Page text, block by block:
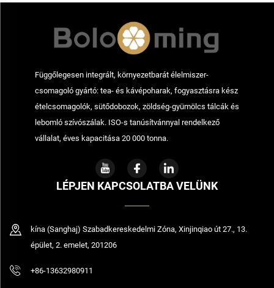
Függőlegesen integrált, környezetbarát élelmiszer-
csomagoló gyártó: tea- és kávépoharak, fogyasztásra kész
ételcsomagolók, sütődobozok, zöldség-gyümölcs tálcák és
lebomló szívószálak. ISO-s tanúsítvánnyal rendelkező
vállalat, éves kapacitása 20 000 tonna.
LÉPJEN KAPCSOLATBA VELÜNK
kína (Sanghaj) Szabadkereskedelmi Zóna, Xinjinqiao út 27., 13.
épület, 2. emelet, 201206
+86-13632980911